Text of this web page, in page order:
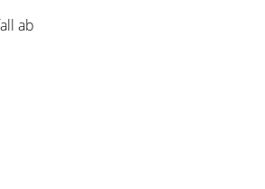
ab